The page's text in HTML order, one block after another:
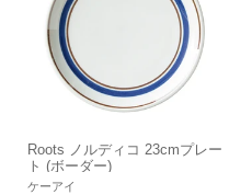
Roots ノルディコ 23cmプレー
ト (ボーダー)
ケーアイ